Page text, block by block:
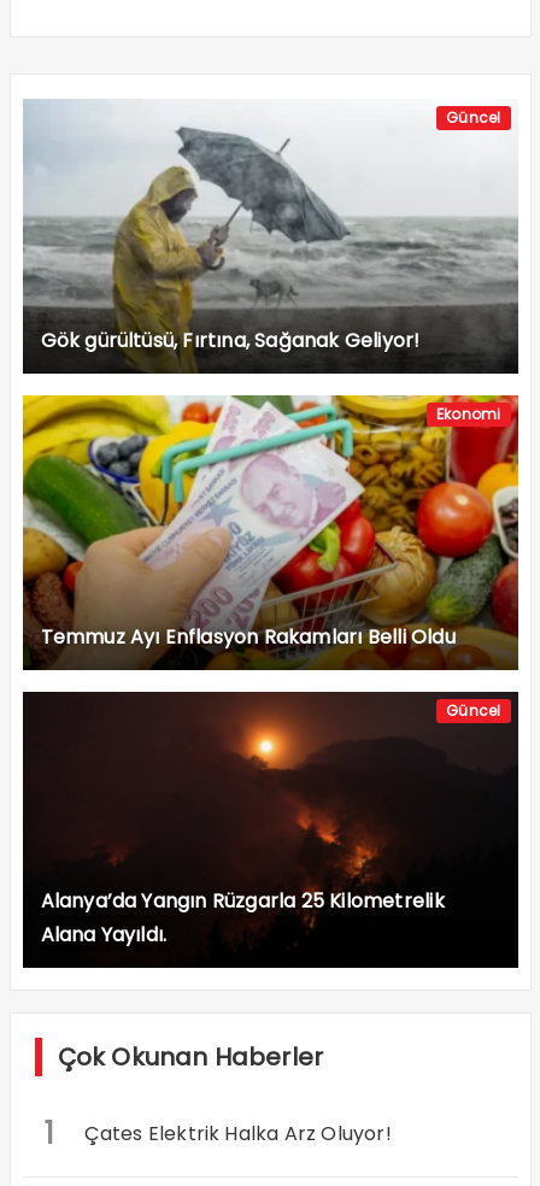
Güncel
Gök gürültüsü, Fırtına, Sağanak Geliyor!
Ekonomi
Temmuz Ayı Enflasyon Rakamları Belli Oldu
Güncel
Alanya’da Yangın Rüzgarla 25 Kilometrelik
Alana Yayıldı.
Çok Okunan Haberler
1 Çates Elektrik Halka Arz Oluyor!